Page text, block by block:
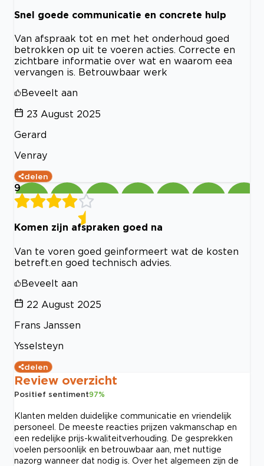
Snel goede communicatie en concrete hulp
Van afspraak tot en met het onderhoud goed
betrokken op uit te voeren acties. Correcte en
zichtbare informatie over wat en waarom eea
vervangen is. Betrouwbaar werk
Beveelt aan
23 August 2025
Gerard
Venray
delen
9
Komen zijn afspraken goed na
Van te voren goed geinformeert wat de kosten
betreft.en goed technisch advies.
Beveelt aan
22 August 2025
Frans Janssen
Ysselsteyn
delen
Review overzicht
Positief sentiment97%
Klanten melden duidelijke communicatie en vriendelijk
personeel. De meeste reacties prijzen vakmanschap en
een redelijke prijs-kwaliteitverhouding. De gesprekken
voelen persoonlijk en betrouwbaar aan, met nuttige
nazorg wanneer dat nodig is. Over het algemeen zijn de